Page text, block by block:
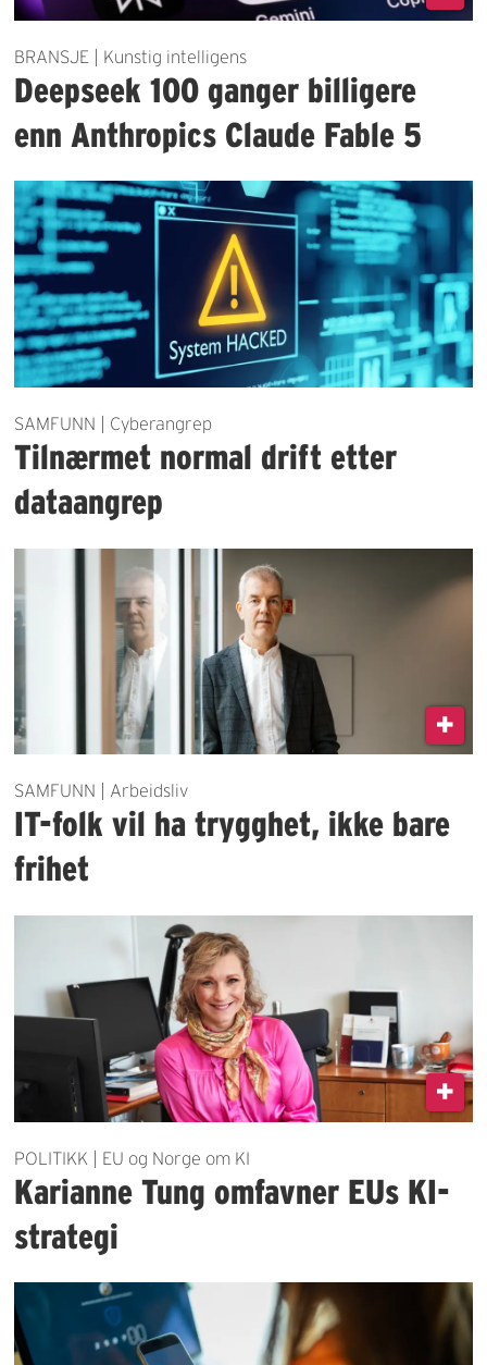
BRANSJE | Kunstig intelligens
Deepseek 100 ganger billigere
enn Anthropics Claude Fable 5
SAMFUNN | Cyberangrep
Tilnærmet normal drift etter
dataangrep
SAMFUNN | Arbeidsliv
IT-folk vil ha trygghet, ikke bare
frihet
POLITIKK | EU og Norge om KI
Karianne Tung omfavner EUs KI-
strategi